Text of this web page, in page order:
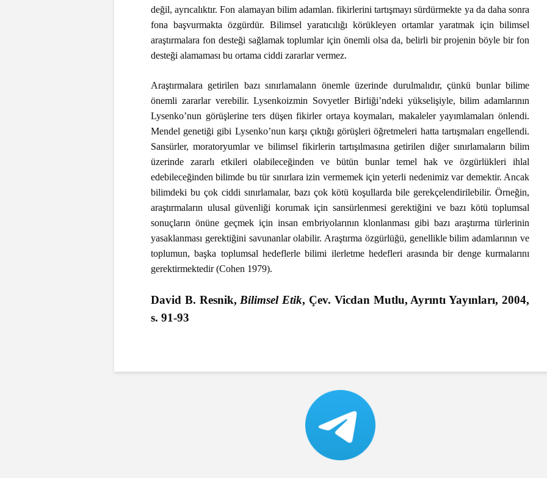
değil, ayrıcalıktır. Fon alamayan bilim adamlan. fikirlerini tartışmayı sürdürmekte ya da daha sonra
fona başvurmakta özgürdür. Bilimsel yaratıcılığı körükleyen ortamlar yaratmak için bilimsel
araştırmalara fon desteği sağlamak toplumlar için önemli olsa da, belirli bir projenin böyle bir fon
desteği alamaması bu ortama ciddi zararlar vermez.
Araştırmalara getirilen bazı sınırlamalann önemle üzerinde durulmalıdır, çünkü bunlar bilime
önemli zararlar verebilir. Lysenkoizmin Sovyetler Birliği’ndeki yükselişiyle, bilim adamlarının
Lysenko’nun görüşlerine ters düşen fikirler ortaya koymaları, makaleler yayımlamaları önlendi.
Mendel genetiği gibi Lysenko’nun karşı çıktığı görüşleri öğretmeleri hatta tartışmaları engellendi.
Sansürler, moratoryumlar ve bilimsel fikirlerin tartışılmasına getirilen diğer sınırlamaların bilim
üzerinde zararlı etkileri olabileceğinden ve bütün bunlar temel hak ve özgürlükleri ihlal
edebileceğinden bilimde bu tür sınırlara izin vermemek için yeterli nedenimiz var demektir. Ancak
bilimdeki bu çok ciddi sınırlamalar, bazı çok kötü koşullarda bile gerekçelendirilebilir. Örneğin,
araştırmaların ulusal güvenliği korumak için sansürlenmesi gerektiğini ve bazı kötü toplumsal
sonuçların önüne geçmek için insan embriyolarının klonlanması gibi bazı araştırma türlerinin
yasaklanması gerektiğini savunanlar olabilir. Araştırma özgürlüğü, genellikle bilim adamlarının ve
toplumun, başka toplumsal hedeflerle bilimi ilerletme hedefleri arasında bir denge kurmalarını
gerektirmektedir (Cohen 1979).
David B. Resnik, Bilimsel Etik, Çev. Vicdan Mutlu, Ayrıntı Yayınları, 2004,
s. 91-93
Piyasa Odaklı Bir
Dünyada Felsefenin
Kral
Kendini